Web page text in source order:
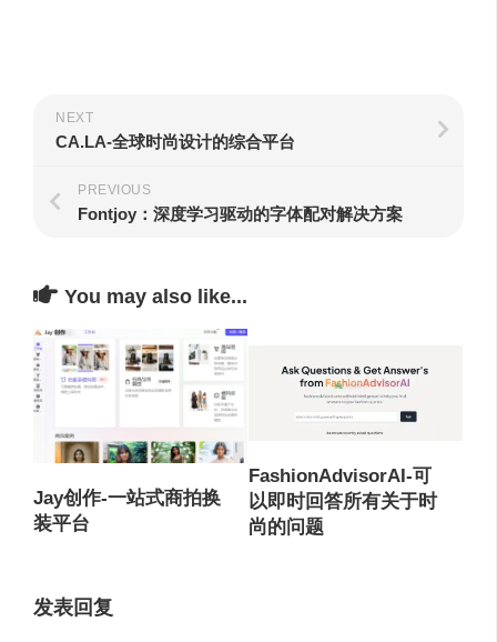
NEXT
CA.LA-全球时尚设计的综合平台
PREVIOUS
Fontjoy：深度学习驱动的字体配对解决方案
You may also like...
Jay创作-一站式商拍换
装平台
FashionAdvisorAI-可
以即时回答所有关于时
尚的问题
发表回复